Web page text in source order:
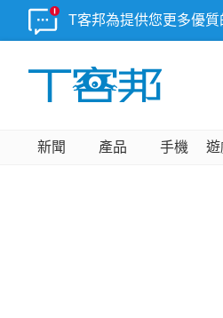
T客邦為提供您更多優
新聞 產品 手機 遊